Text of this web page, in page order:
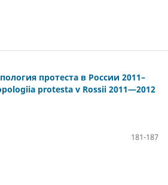
протеста в России 2011–
protesta v Rossii 2011—2012
181-187